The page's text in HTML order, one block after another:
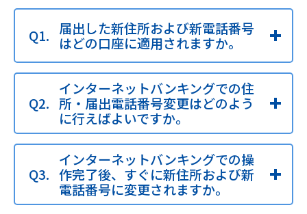
届出した新住所および新電話番号
はどの口座に適用されますか。
インターネットバンキングでの住
所・届出電話番号変更はどのよう
に行えばよいですか。
インターネットバンキングでの操
作完了後、すぐに新住所および新
電話番号に変更されますか。